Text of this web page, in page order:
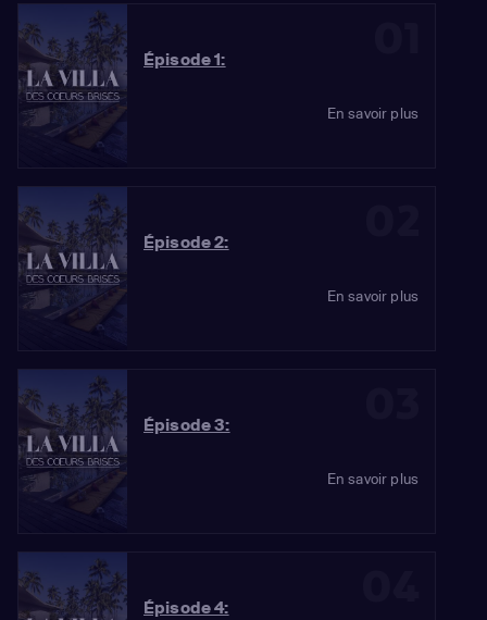
Épisode 1:
En savoir plus
Épisode 2:
En savoir plus
Épisode 3:
En savoir plus
Épisode 4: